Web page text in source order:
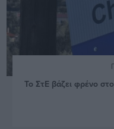
Το ΣτΕ βάζει φρένο